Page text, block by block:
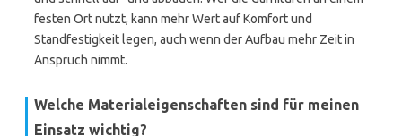
festen Ort nutzt, kann mehr Wert auf Komfort und
Standfestigkeit legen, auch wenn der Aufbau mehr Zeit in
Anspruch nimmt.
Welche Materialeigenschaften sind für meinen
Einsatz wichtig?